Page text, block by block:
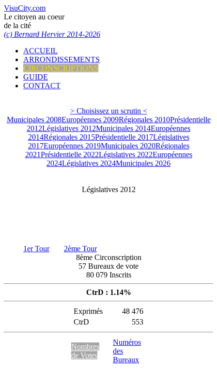
VisuCity.com
Le citoyen au coeur
de la cité
(c) Bernard Hervier 2014-2026
ACCUEIL
ARRONDISSEMENTS
CIRCONSCRIPTIONS
GUIDE
CONTACT
> Choisissez un scrutin <
Municipales 2008Européennes 2009Régionales 2010Présidentielle
2012Législatives 2012Municipales 2014Européennes
2014Régionales 2015Présidentielle 2017Législatives
2017Européennes 2019Municipales 2020Régionales
2021Présidentielle 2022Législatives 2022Européennes
2024Législatives 2024Municipales 2026
Législatives 2012
1er Tour
2ème Tour
8ème Circonscription
57 Bureaux de vote
80 079 Inscrits
CtrD : 1.14%
Exprimés
48 476
CtrD
553
Nombres
de Votes
Numéros
des
Bureaux